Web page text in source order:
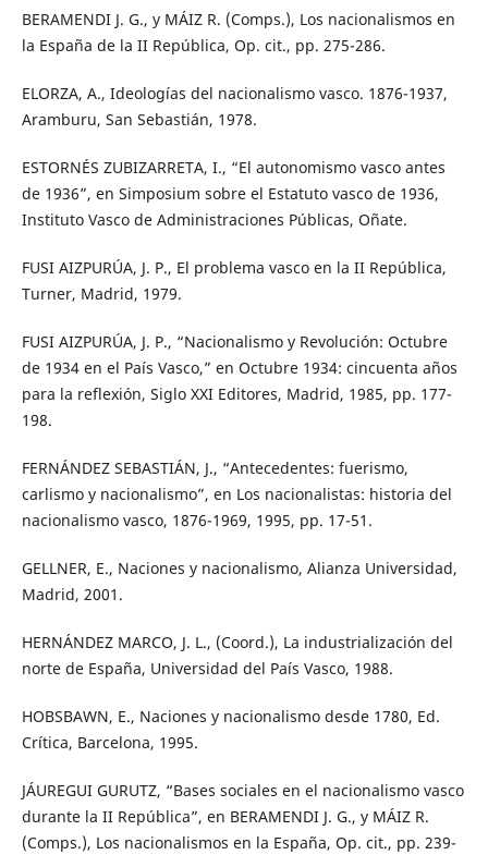
BERAMENDI J. G., y MÁIZ R. (Comps.), Los nacionalismos en
la España de la II República, Op. cit., pp. 275-286.
ELORZA, A., Ideologías del nacionalismo vasco. 1876-1937,
Aramburu, San Sebastián, 1978.
ESTORNÉS ZUBIZARRETA, I., “El autonomismo vasco antes
de 1936”, en Simposium sobre el Estatuto vasco de 1936,
Instituto Vasco de Administraciones Públicas, Oñate.
FUSI AIZPURÚA, J. P., El problema vasco en la II República,
Turner, Madrid, 1979.
FUSI AIZPURÚA, J. P., “Nacionalismo y Revolución: Octubre
de 1934 en el País Vasco,” en Octubre 1934: cincuenta años
para la reflexión, Siglo XXI Editores, Madrid, 1985, pp. 177-
198.
FERNÁNDEZ SEBASTIÁN, J., “Antecedentes: fuerismo,
carlismo y nacionalismo”, en Los nacionalistas: historia del
nacionalismo vasco, 1876-1969, 1995, pp. 17-51.
GELLNER, E., Naciones y nacionalismo, Alianza Universidad,
Madrid, 2001.
HERNÁNDEZ MARCO, J. L., (Coord.), La industrialización del
norte de España, Universidad del País Vasco, 1988.
HOBSBAWN, E., Naciones y nacionalismo desde 1780, Ed.
Crítica, Barcelona, 1995.
JÁUREGUI GURUTZ, “Bases sociales en el nacionalismo vasco
durante la II República”, en BERAMENDI J. G., y MÁIZ R.
(Comps.), Los nacionalismos en la España, Op. cit., pp. 239-